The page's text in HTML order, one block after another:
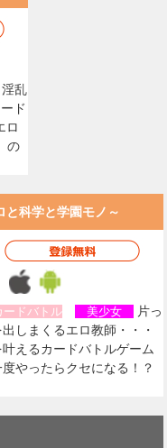
淫乱
ド
ロ
の
と科学と学園モノ～
ードバトル 美少女
片っ
しまくるエロ教師・・・
えるカードバトルゲーム
やったらクセになる！？